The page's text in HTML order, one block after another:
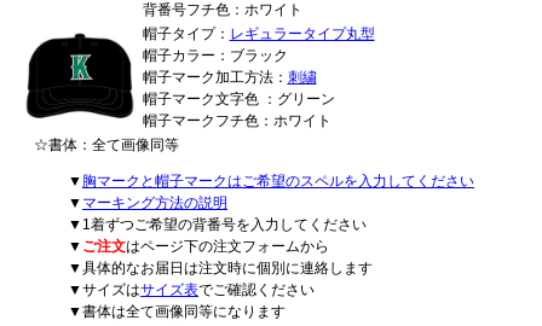
背番号フチ色：ホワイト
帽子タイプ： レギュラータイプ丸型
帽子カラー：ブラック
帽子マーク加工方法： 刺繍
帽子マーク文字色 ：グリーン
帽子マークフチ色：ホワイト
☆書体：全て画像同等
▼ 胸マークと帽子マークはご希望のスペルを入力してください
▼ マーキング方法の説明
▼1着ずつご希望の背番号を入力してください
▼ ご注文はページ下の注文フォームから
▼具体的なお届日は注文時に個別に連絡します
▼サイズはサイズ表でご確認ください
▼書体は全て画像同等になります